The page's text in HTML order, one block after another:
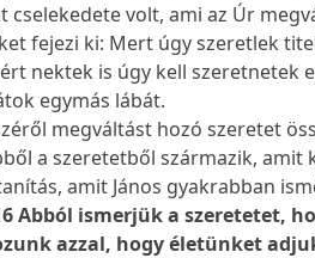
cselekedete volt, ami az Úr
fejezi ki: Mert úgy szeretlek
nektek is úgy kell szeretnetek
egymás lábát.
megváltást hozó szeretet
a szeretetből származik, amit
amit János gyakrabban
Abból ismerjük a szeretetet,
azzal, hogy életünket